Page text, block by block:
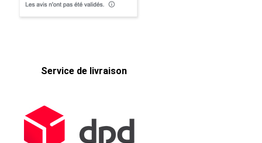
Service de livraison